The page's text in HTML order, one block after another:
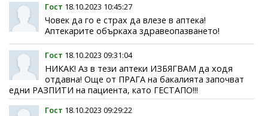
Гост 18.10.2023 10:45:27
Човек да го е страх да влезе в аптека!
Аптекарите объркаха здравеопазването!
Гост 18.10.2023 09:31:04
НИКАК! Аз в тези аптеки ИЗБЯГВАМ да ходя
отдавна! Още от ПРАГА на бакалията започват
едни РАЗПИТИ на пациента, като ГЕСТАПО!!!
Гост 18.10.2023 09:29:22